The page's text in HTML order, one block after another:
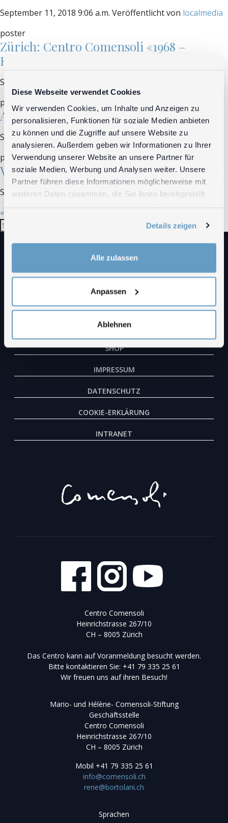
Diese Webseite verwendet Cookies
Wir verwenden Cookies, um Inhalte und Anzeigen zu
personalisieren, Funktionen für soziale Medien anbieten
zu können und die Zugriffe auf unsere Website zu
analysieren. Außerdem geben wir Informationen zu Ihrer
Verwendung unserer Website an unsere Partner für
soziale Medien, Werbung und Analysen weiter. Unsere
Partner führen diese Informationen möglicherweise mit
weiteren Daten zusammen, die Sie ihnen bereitgestellt
Details zeigen
Alle zulassen
Anpassen
Ablehnen
September 11, 2018 9:06 a.m. Veröffentlicht von localmedia
poster
Zürich: Centro Comensoli «1968 –
Revolte der Jugend»
September 11, 2018 7:48 a.m.
poster
An einem Junimorgen
September 5, 2018 12:36 p.m.Veröffentlicht vonlocalmedia
poster
Vito Robbiani: La rivolta dei giovani
September 5, 2018 11:20 a.m. Veröffentlicht vonlocalmedia
« Zurück
DIE EPOCHEN
AUSSTELLUNGEN
FILME
SHOP
IMPRESSUM
DATENSCHUTZ
COOKIE-ERKLÄRUNG
INTRANET
Centro Comensoli
Heinrichstrasse 267/10
CH – 8005 Zürich
Das Centro kann auf Voranmeldung besucht werden.
Bitte kontaktieren Sie: +41 79 335 25 61
Wir freuen uns auf ihren Besuch!
Mario- und Hélène- Comensoli-Stiftung
Geschäftsstelle
Centro Comensoli
Heinrichstrasse 267/10
CH – 8005 Zürich
Mobil +41 79 335 25 61
info@comensoli.ch
rene@bortolani.ch
Sprachen